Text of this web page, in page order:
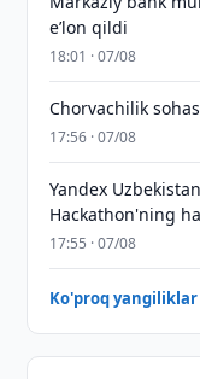
eʼlon qildi
18:01 · 07/08
Chorvachilik
17:56 · 07/08
Yandex
Hackathon'ning
17:55 · 07/08
Ko'proq